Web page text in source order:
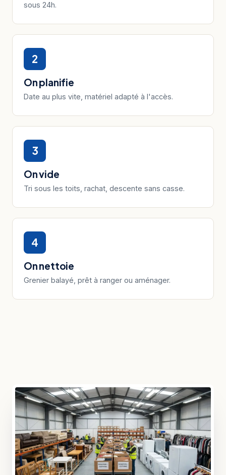
sous 24h.
2
On planifie
Date au plus vite, matériel adapté à l'accès.
3
On vide
Tri sous les toits, rachat, descente sans casse.
4
On nettoie
Grenier balayé, prêt à ranger ou aménager.